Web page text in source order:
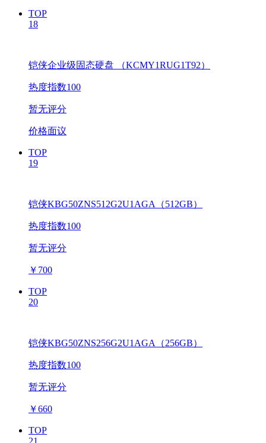
TOP
18
铠侠企业级固态硬盘 （KCMY1RUG1T92）
热度指数100
暂无评分
价格面议
TOP
19
铠侠KBG50ZNS512G2U1AGA（512GB）
热度指数100
暂无评分
￥ 700
TOP
20
铠侠KBG50ZNS256G2U1AGA（256GB）
热度指数100
暂无评分
￥660
TOP
21